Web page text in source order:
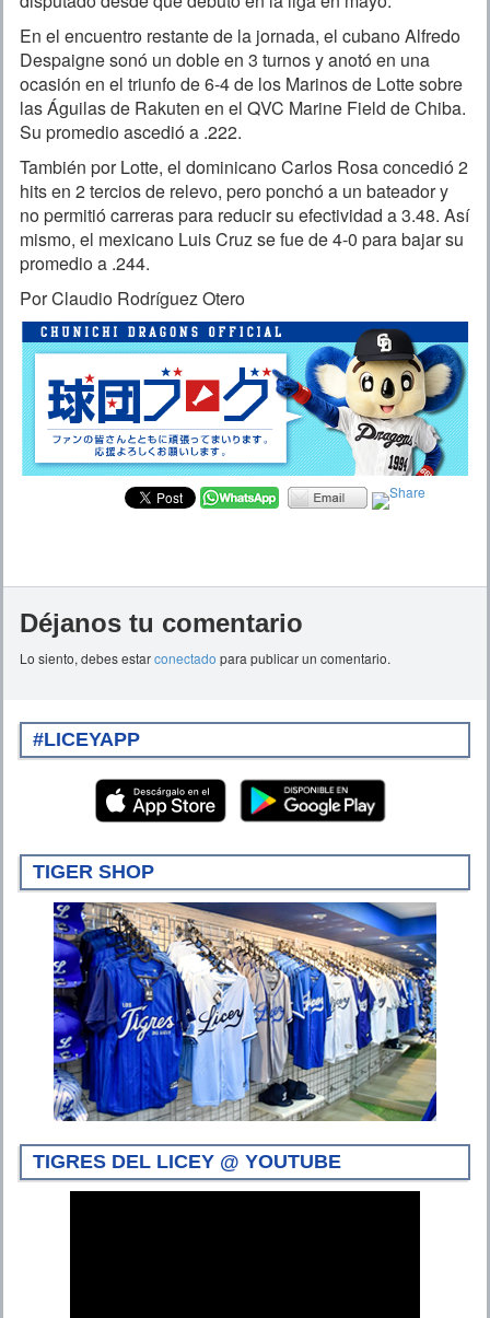
En el encuentro restante de la jornada, el cubano Alfredo
Despaigne sonó un doble en 3 turnos y anotó en una
ocasión en el triunfo de 6-4 de los Marinos de Lotte sobre
las Águilas de Rakuten en el QVC Marine Field de Chiba.
Su promedio ascedió a .222.
También por Lotte, el dominicano Carlos Rosa concedió 2
hits en 2 tercios de relevo, pero ponchó a un bateador y
no permitió carreras para reducir su efectividad a 3.48. Así
mismo, el mexicano Luis Cruz se fue de 4-0 para bajar su
promedio a .244.
Por Claudio Rodríguez Otero
Déjanos tu comentario
Lo siento, debes estarconectado para publicar un comentario.
#LICEYAPP
TIGER SHOP
TIGRES DEL LICEY @ YOUTUBE